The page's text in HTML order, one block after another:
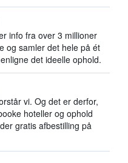
info fra over 3 millioner
og samler det hele på ét
det ideelle ophold.
vi. Og det er derfor,
hoteller og ophold
gratis afbestilling på